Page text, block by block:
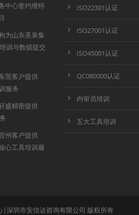
中心签约维特
为山东圣泉集
训与数据提交
莞客户提供
服务
盛精密提供
州客户提供
心工具培训服
ISO22301认证
ISO27001认证
ISO45001认证
QC080000认证
内审员培训
五大工具培训
|深圳市安信达咨询有限公司 版权所有